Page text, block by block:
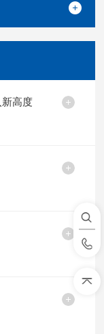
高度